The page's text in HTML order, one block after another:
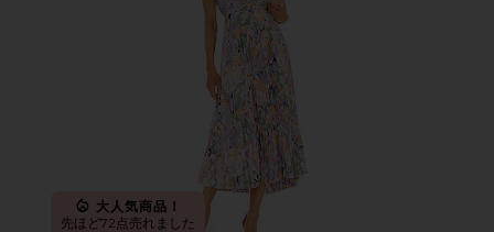
大人気商品！
先ほど72点売れました